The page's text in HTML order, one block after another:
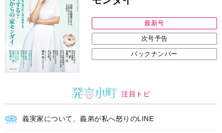
中央公論新社の本
52ヘルツのクジラたち
詳しくみる
インフォメーション